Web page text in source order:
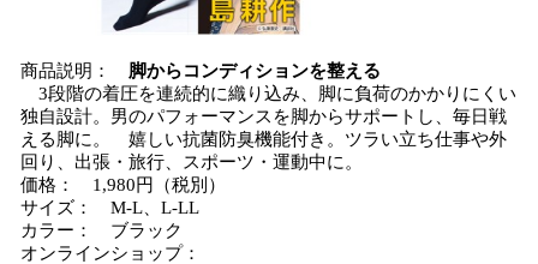
商品説明： 脚からコンディションを整える
3段階の着圧を連続的に織り込み、脚に負荷のかかりにくい
独自設計。男のパフォーマンスを脚からサポートし、毎日戦
える脚に。 嬉しい抗菌防臭機能付き。ツラい立ち仕事や外
回り、出張・旅行、スポーツ・運動中に。
価格： 1,980円（税別）
サイズ： M-L、L-LL
カラー： ブラック
オンラインショップ：